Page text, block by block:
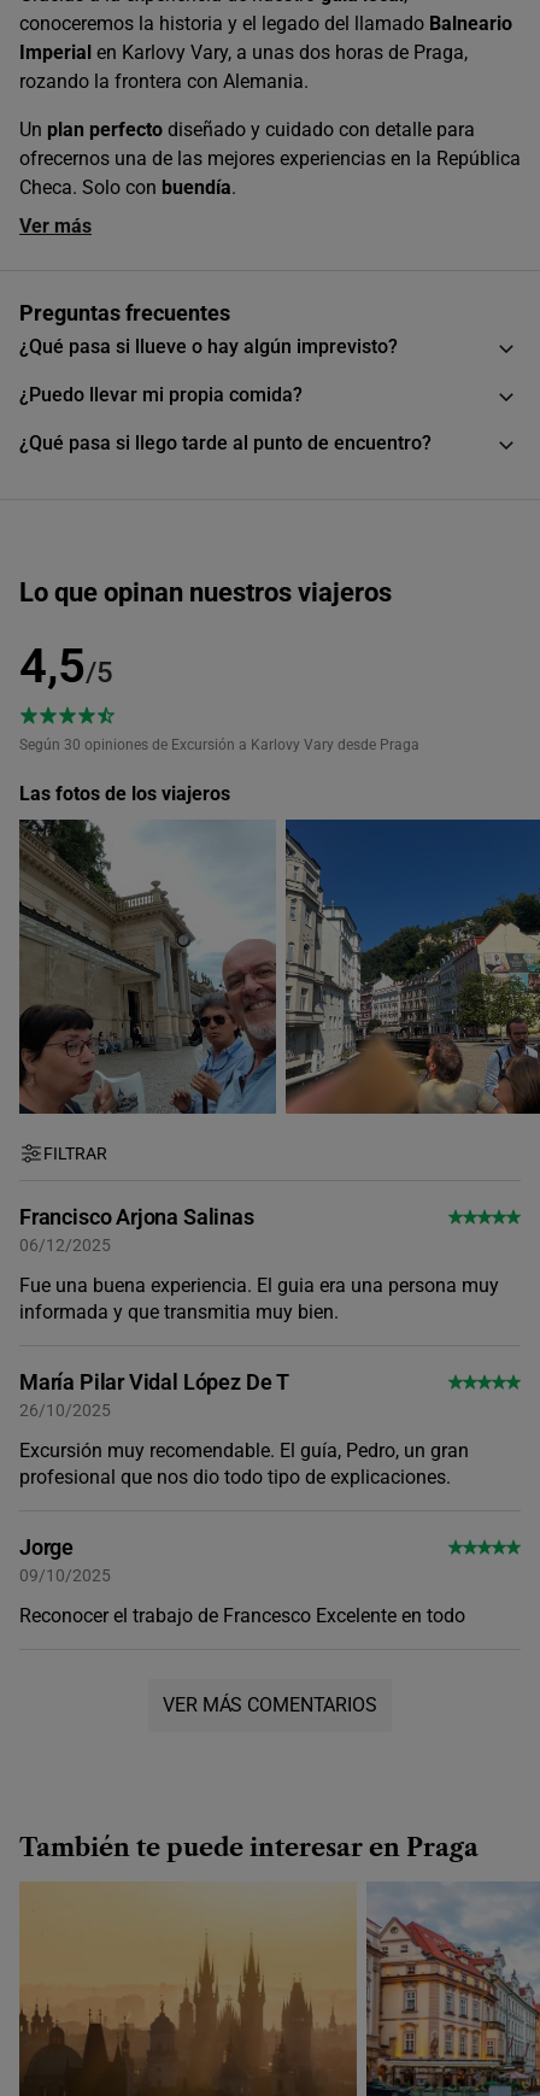
conoceremos la historia y el legado del llamado Balneario
Imperial en Karlovy Vary, a unas dos horas de Praga,
rozando la frontera con Alemania.
Un plan perfecto diseñado y cuidado con detalle para
ofrecernos una de las mejores experiencias en la República
Checa. Solo con buendía.
Ver más
Preguntas frecuentes
¿Qué pasa si llueve o hay algún imprevisto?
¿Puedo llevar mi propia comida?
¿Qué pasa si llego tarde al punto de encuentro?
Lo que opinan nuestros viajeros
4,5/5
Según 30 opiniones de Excursión a Karlovy Vary desde Praga
Las fotos de los viajeros
FILTRAR
Francisco Arjona Salinas
06/12/2025
Fue una buena experiencia. El guia era una persona muy
informada y que transmitia muy bien.
María Pilar Vidal López De T
26/10/2025
Excursión muy recomendable. El guía, Pedro, un gran
profesional que nos dio todo tipo de explicaciones.
Jorge
09/10/2025
Reconocer el trabajo de Francesco Excelente en todo
VER MÁS COMENTARIOS
También te puede interesar en Praga